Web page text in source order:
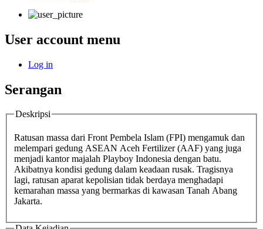
User account menu
Log in
Serangan
Deskripsi
Ratusan massa dari Front Pembela Islam (FPI) mengamuk dan
melempari gedung ASEAN Aceh Fertilizer (AAF) yang juga
menjadi kantor majalah Playboy Indonesia dengan batu.
Akibatnya kondisi gedung dalam keadaan rusak. Tragisnya
lagi, ratusan aparat kepolisian tidak berdaya menghadapi
kemarahan massa yang bermarkas di kawasan Tanah Abang
Jakarta.